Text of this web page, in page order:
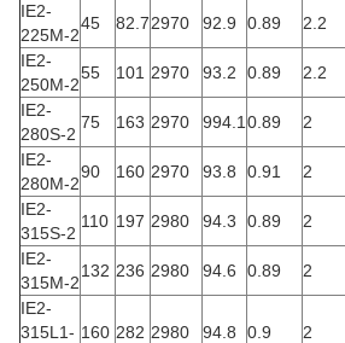
IE2-
225M-2
45 82.72970 92.9 0.89 2.2
IE2-
250M-2
55 101 2970 93.2 0.89 2.2
IE2-
280S-2
75 163 2970 994.1 0.89 2
IE2-
280M-2
90 160 2970 93.8 0.91 2
IE2-
315S-2
110 197 2980 94.3 0.89 2
IE2-
315M-2
132 236 2980 94.6 0.89 2
IE2-
315L1- 160 282 2980 94.8 0.9 2